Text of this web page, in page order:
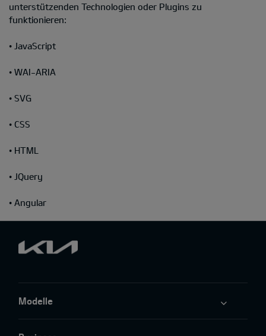
unterstützenden Technologien oder Plugins zu
funktionieren:
• JavaScript
• WAI-ARIA
• SVG
• CSS
• HTML
• JQuery
• Angular
Modelle